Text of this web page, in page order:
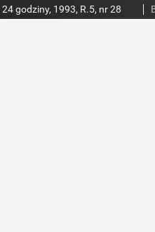
godziny, 1993, R.5, nr 28